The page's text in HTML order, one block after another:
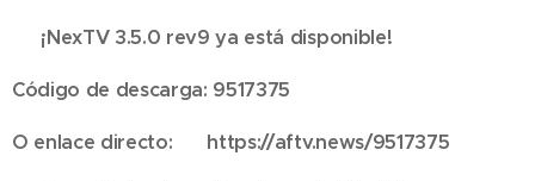
✅ ¡NexTV 3.5.0 rev9 ya está disponible!
Código de descarga: 9517375
O enlace directo: 👉 https://aftv.news/9517375